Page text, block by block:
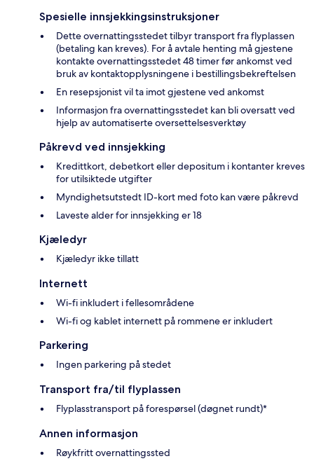
Spesielle innsjekkingsinstruksjoner
Dette overnattingsstedet tilbyr transport fra flyplassen
(betaling kan kreves). For å avtale henting må gjestene
kontakte overnattingsstedet 48 timer før ankomst ved
bruk av kontaktopplysningene i bestillingsbekreftelsen
En resepsjonist vil ta imot gjestene ved ankomst
Informasjon fra overnattingsstedet kan bli oversatt ved
hjelp av automatiserte oversettelsesverktøy
Påkrevd ved innsjekking
Kredittkort, debetkort eller depositum i kontanter kreves
for utilsiktede utgifter
Myndighetsutstedt ID-kort med foto kan være påkrevd
Laveste alder for innsjekking er 18
Kjæledyr
Kjæledyr ikke tillatt
Internett
Wi-fi inkludert i fellesområdene
Wi-fi og kablet internett på rommene er inkludert
Parkering
Ingen parkering på stedet
Transport fra/til flyplassen
Flyplasstransport på forespørsel (døgnet rundt)*
Annen informasjon
Røykfritt overnattingssted